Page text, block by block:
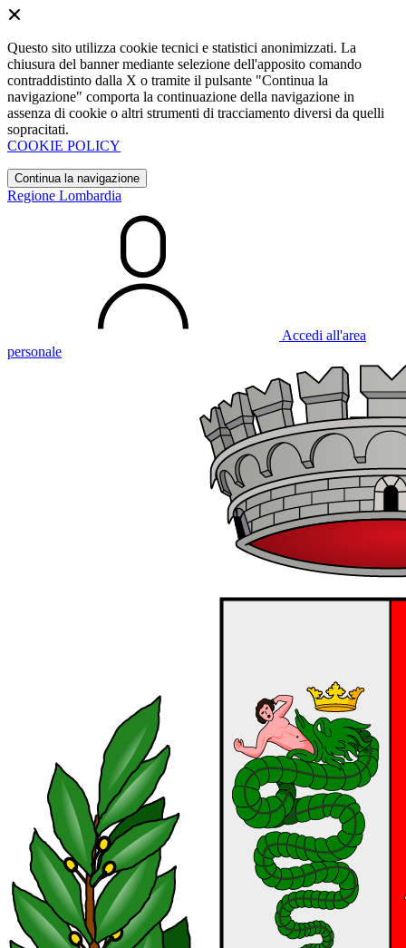
Questo sito utilizza cookie tecnici e statistici anonimizzati. La
chiusura del banner mediante selezione dell'apposito comando
contraddistinto dalla X o tramite il pulsante "Continua la
navigazione" comporta la continuazione della navigazione in
assenza di cookie o altri strumenti di tracciamento diversi da quelli
sopracitati.
COOKIE POLICY
Continua la navigazione
Regione Lombardia
Accedi all'area
personale